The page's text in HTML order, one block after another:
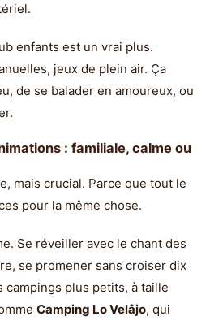
enfants est un vrai plus.
jeux de plein air. Ça
de se balader en amoureux, ou
: familiale, calme ou
mais crucial. Parce que tout le
pour la même chose.
Se réveiller avec le chant des
se promener sans croiser dix
campings plus petits, à taille
Camping Lo Velâjo, qui